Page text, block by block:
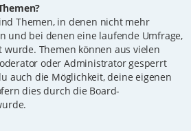
Themen, in denen nicht mehr
und bei denen eine laufende Umfrage,
Themen können aus vielen
oder Administrator gesperrt
auch die Möglichkeit, deine eigenen
dies durch die Board-